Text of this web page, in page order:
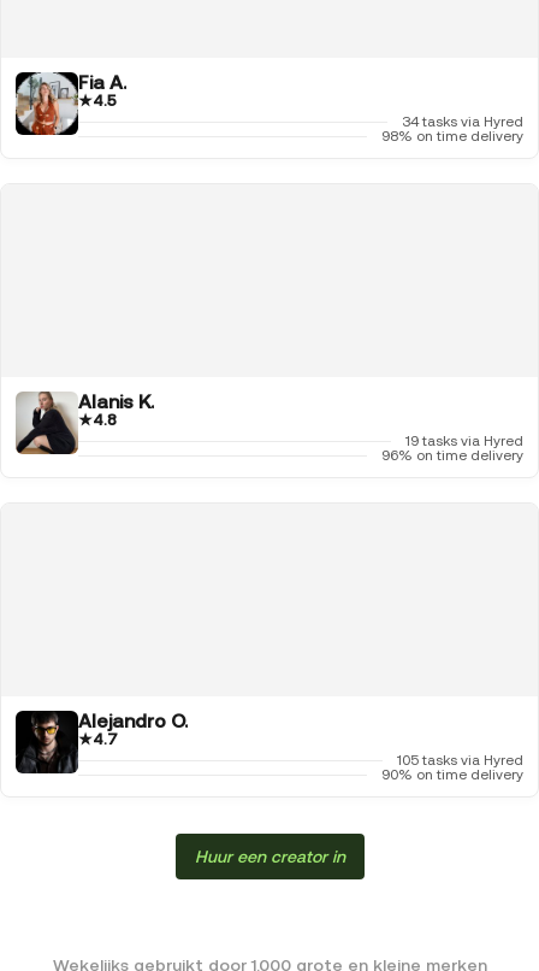
Fia A.
★4.5
34 tasks via Hyred
98% on time delivery
Alanis K.
★4.8
19 tasks via Hyred
96% on time delivery
Alejandro O.
★4.7
105 tasks via Hyred
90% on time delivery
Huur een creator in
Wekelijks gebruikt door 1.000 grote en kleine merken